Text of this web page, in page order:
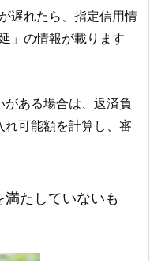
遅れたら、指定信用情
」の情報が載ります
ある場合は、返済負
可能額を計算し、審
たしていないも